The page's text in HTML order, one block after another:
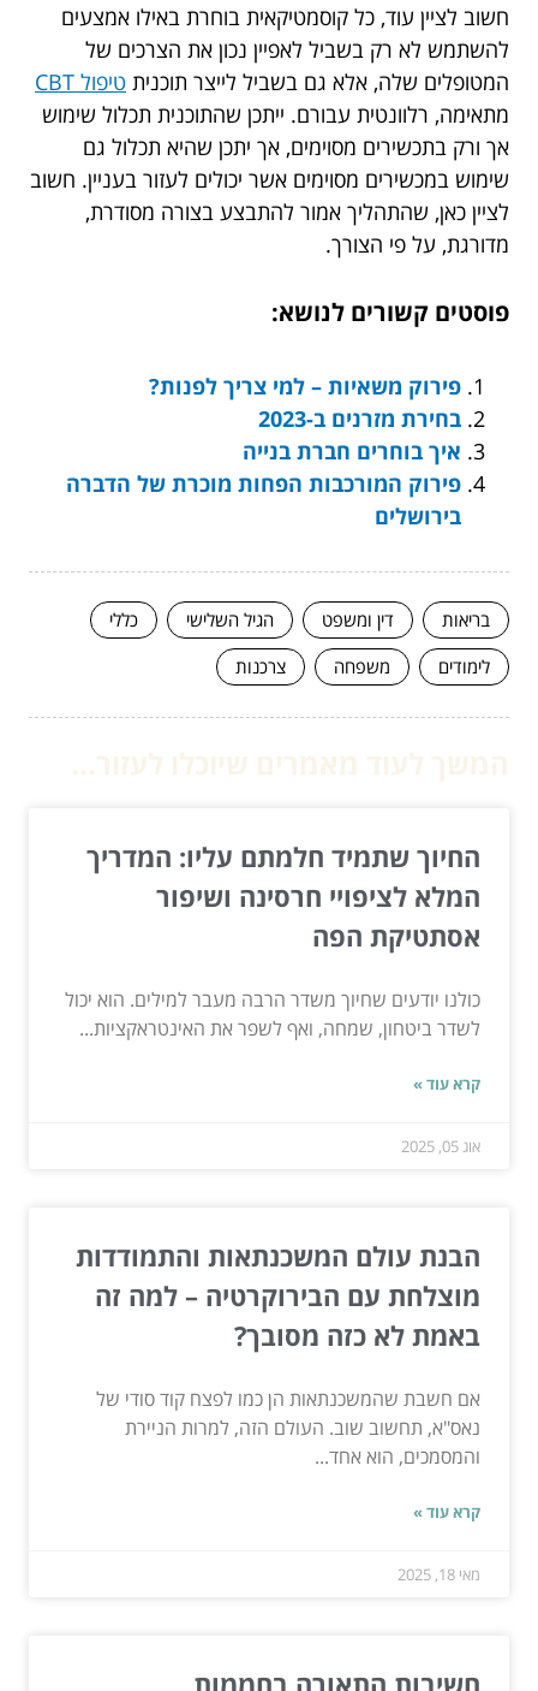
חשוב לציין עוד, כל קוסמטיקאית בוחרת באילו אמצעים
להשתמש לא רק בשביל לאפיין נכון את הצרכים של
המטופלים שלה, אלא גם בשביל לייצר תוכנית טיפול CBT
מתאימה, רלוונטית עבורם. ייתכן שהתוכנית תכלול שימוש
אך ורק בתכשירים מסוימים, אך יתכן שהיא תכלול גם
שימוש במכשירים מסוימים אשר יכולים לעזור בעניין. חשוב
לציין כאן, שהתהליך אמור להתבצע בצורה מסודרת,
מדורגת, על פי הצורך.
פוסטים קשורים לנושא:
פירוק משאיות – למי צריך לפנות?
בחירת מזרנים ב-2023
איך בוחרים חברת בנייה
פירוק המורכבות הפחות מוכרת של הדברה
בירושלים
בריאות דין ומשפט הגיל השלישי
כללי
לימודים
משפחה צרכנות
החיוך שתמיד חלמתם עליו: המדריך
המלא לציפויי חרסינה ושיפור
אסתטיקת הפה
כולנו יודעים שחיוך משדר הרבה מעבר למילים. הוא יכול
לשדר ביטחון, שמחה, ואף לשפר את האינטראקציות...
קרא עוד »
אוג 05, 2025
הבנת עולם המשכנתאות והתמודדות
מוצלחת עם הבירוקרטיה – למה זה
באמת לא כזה מסובך?
אם חשבת שהמשכנתאות הן כמו לפצח קוד סודי של
נאס"א, תחשוב שוב. העולם הזה, למרות הניירת
והמסמכים, הוא אחד...
קרא עוד »
מאי 18, 2025